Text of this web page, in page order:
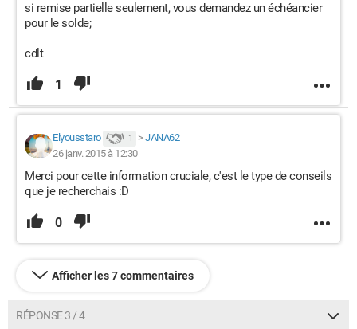
si remise partielle seulement, vous demandez un échéancier
pour le solde;
cdlt
1
Elyousstaro 1 > JANA62
26 janv. 2015 à 12:30
Merci pour cette information cruciale, c'est le type de conseils
que je recherchais :D
0
Afficher les 7 commentaires
RÉPONSE 3 / 4